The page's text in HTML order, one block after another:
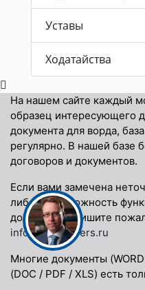
Уставы
Ходатайства
На нашем сайте каждый
образец интересующего
документа для ворда,
регулярно. В нашей базе
договоров и документов.
Если вами замечена
либо невозможность
договора, напишите
info@docspapers.ru
Многие документы
(DOC / PDF / XLS) есть